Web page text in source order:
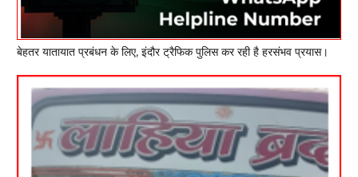
बेहतर यातायात प्रबंधन के लिए, इंदौर ट्रैफिक पुलिस कर रही है हरसंभव प्रयास।